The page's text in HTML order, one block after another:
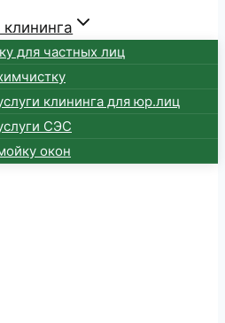
для частных лиц
клининга для юр.лиц
СЭС
окон